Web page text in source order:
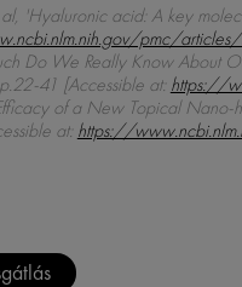
'Hyaluronic acid: A key
pmc/
Do We Really Know About
41 [Accessible at: https://
of a New Topical Nano-
at: https://